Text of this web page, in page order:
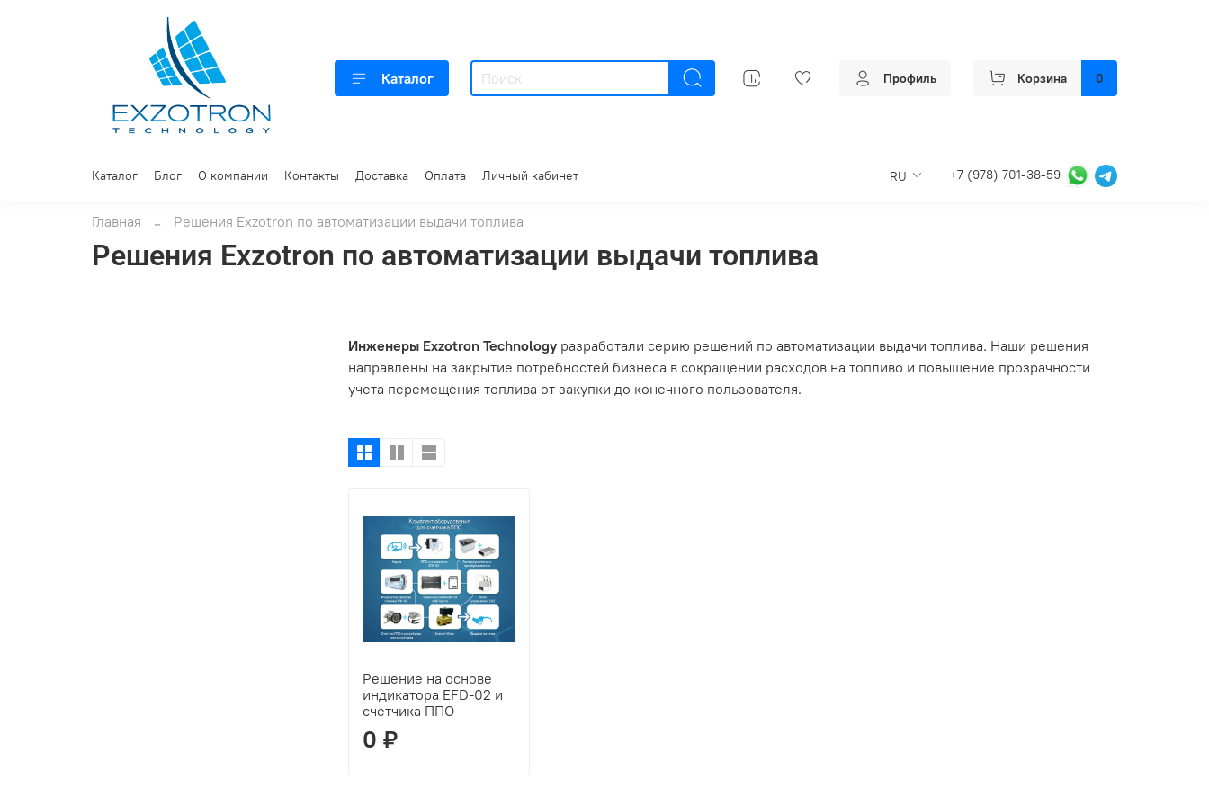
Каталог Профиль Корзина 0
Каталог Блог О компании Контакты Доставка Оплата Личный кабинет RU +7 (978) 701-38-59
Главная Решения Exzotron по автоматизации выдачи топлива
Решения Exzotron по автоматизации выдачи топлива
Инженеры Exzotron Technology разработали серию решений по автоматизации выдачи топлива. Наши решения
направлены на закрытие потребностей бизнеса в сокращении расходов на топливо и повышение прозрачности
учета перемещения топлива от закупки до конечного пользователя.
Решение на основе
индикатора EFD-02 и
счетчика ППО
0 ₽